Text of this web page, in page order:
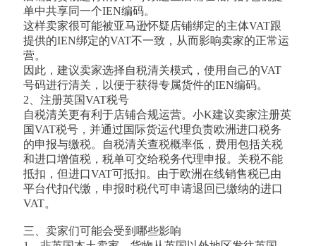
单中共享同一个IEN编码。
这样卖家很可能被亚马逊怀疑店铺绑定的主体VAT跟
提供的IEN绑定的VAT不一致，从而影响卖家的正常运
营。
因此，建议卖家选择自税清关模式，使用自己的VAT
号码进行清关，以便于获得专属货件的IEN编码。
2、注册英国VAT税号
自税清关更有利于店铺合规运营。小K建议卖家注册英
国VAT税号，并通过国际货运代理负责欧洲进口税务
的申报与缴税。自税清关查税概率低，费用包括关税
和进口增值税，税单可交给税务代理申报。关税不能
抵扣，但进口VAT可抵扣。由于欧洲在线销售税已由
平台代扣代缴，申报时税代可申请退回已缴纳的进口
VAT。
三、卖家们可能会受到哪些影响